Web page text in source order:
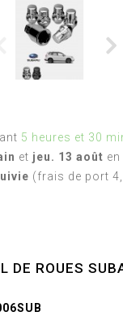
5 heures et 30
et jeu. 13 août en
(frais de port
DE ROUES